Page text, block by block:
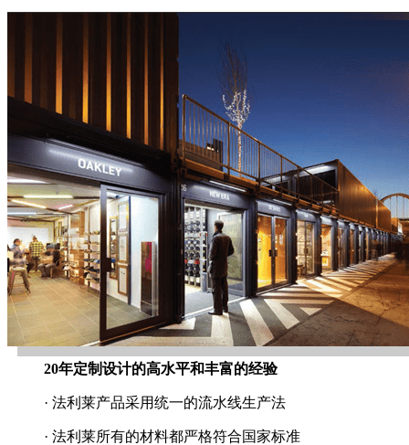
20年定制设计的高水平和丰富的经验
· 法利莱产品采用统一的流水线生产法
· 法利莱所有的材料都严格符合国家标准